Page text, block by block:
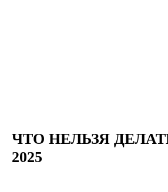
ЧТО НЕЛЬЗЯ
2025